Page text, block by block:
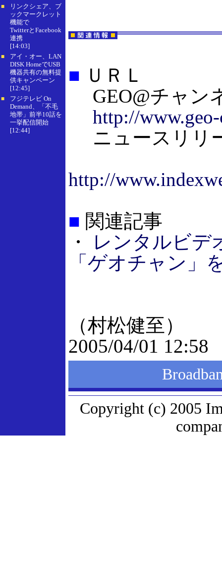
■
リンクシェア、ブ
ックマークレット
機能で
TwitterとFacebook
連携
[14:03]
■
アイ・オー、LAN
DISK HomeでUSB
機器共有の無料提
供キャンペーン
[12:45]
■
フジテレビ On
Demand、「不毛
地帯」前半10話を
一挙配信開始
[12:44]
■ ＵＲＬ
GEO@チャン
http://
ニュースリリ
http://
■ 関連記事
・
レンタルビデ
「ゲオチャン」
（村松健至）
2005/04/01 12:58
Copyright (c) 2005